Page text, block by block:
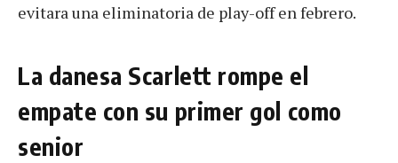
evitara una eliminatoria de play-off en febrero.
La danesa Scarlett rompe el
empate con su primer gol como
senior